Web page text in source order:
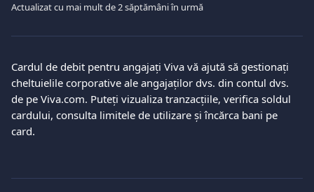
Actualizat cu mai mult de 2 săptămâni în urmă
Cardul de debit pentru angajați Viva vă ajută să gestionați
cheltuielile corporative ale angajaților dvs. din contul dvs.
de pe Viva.com. Puteți vizualiza tranzacțiile, verifica soldul
cardului, consulta limitele de utilizare și încărca bani pe
card.